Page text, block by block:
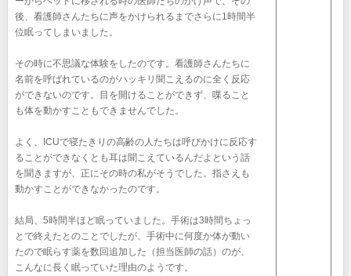
後、看護師さんたちに声をかけられるまでさらに1時間半
位眠ってしまいました。
その時に不思議な体験をしたのです。看護師さんたちに
名前を呼ばれているのがハッキリ聞こえるのに全く反応
ができないのです。目を開けることができず、喋ること
も体を動かすこともできませんでした。
よく、ICUで寝たきりの高齢の人たちは呼びかけに反応す
ることができなくとも耳は聞こえているんだよという話
を聞きますが、正にその時の私がそうでした。指さえも
動かすことができなかったのです。
結局、5時間半ほど眠っていました。手術は3時間ちょっ
とで終えたとのことでしたが、手術中に何度か体が動い
たので眠らす薬を数回追加した（担当医師の話）のが、
こんなに長く眠っていた理由のようです。